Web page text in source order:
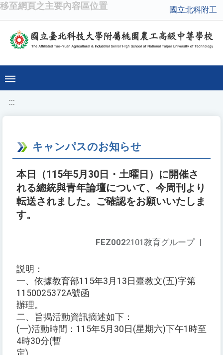
移至網頁之主要內容區位置 國立北科附工
:::
キャンパスのお知らせ
本日（115年5月30日・土曜日）に開催さ
れる總統與青年論壇について、今周刊より
転送されました。ご確認をお願いいたしま
す。
FEZ0022101教育グループ |
説明：
一、依據教育部115年3月13日臺教文(五)字第
1150025372A號函
辦理。
二、旨揭活動資訊摘述如下：
(一)活動時間：115年5月30日(星期六)下午1時至
4時30分(暫